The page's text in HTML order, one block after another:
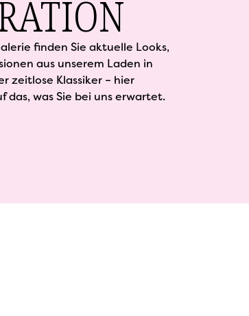
finden Sie aktuelle Looks,
aus unserem Laden in
zeitlose Klassiker – hier
das, was Sie bei uns erwartet.